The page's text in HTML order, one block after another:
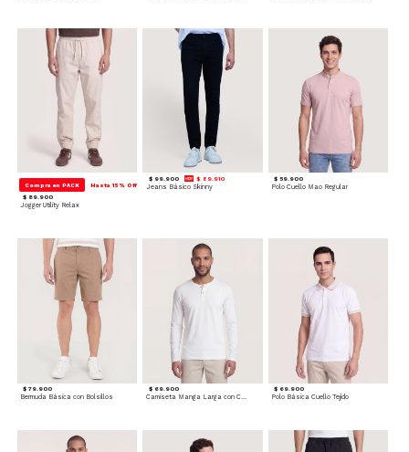
Compra en PACK Hasta 15% Off
$ 89.900
Jogger Utility Relax
$ 99.900 $ 89.910
Jeans Básico Skinny
$ 59.900
Polo Cuello Mao Regular
$ 79.900
Bermuda Básica con Bolsillos
$ 69.900
Camiseta Manga Larga con Cuello Henley
$ 69.900
Polo Básica Cuello Tejido